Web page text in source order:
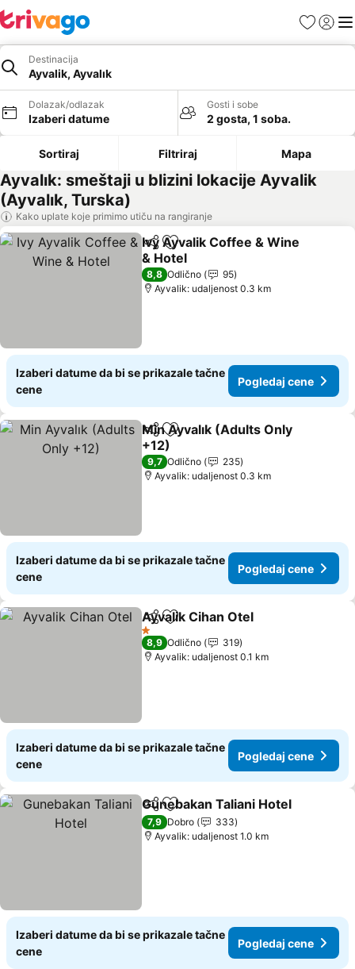
FavoritiPrijavi
Destinacija
Ayvalik, Ayvalık
Dolazak/odlazak
Izaberi datume
Gosti i sobe
2 gosta, 1 soba.
Sortiraj Filtriraj Mapa
Ayvalık: smeštaji u blizini lokacije Ayvalik
(Ayvalık, Turska)
Kako uplate koje primimo utiču na rangiranje
Deli Dodati u favorite
Ivy Ayvalik Coffee & Wine
& Hotel
8,8 Odlično
95
Ayvalik: udaljenost 0.3 km
Izaberi datume da bi se prikazale tačne
cene
Pogledaj cene
Deli Dodati u favorite
Min Ayvalık (Adults Only
+12)
9,7 Odlično
235
Ayvalik: udaljenost 0.3 km
Izaberi datume da bi se prikazale tačne
cene
Pogledaj cene
Deli Dodati u favorite
Ayvalik Cihan Otel
1 Zvezdice
8,9 Odlično
319
Ayvalik: udaljenost 0.1 km
Izaberi datume da bi se prikazale tačne
cene
Pogledaj cene
Deli Dodati u favorite
Gunebakan Taliani Hotel
7,9 Dobro
333
Ayvalik: udaljenost 1.0 km
Izaberi datume da bi se prikazale tačne
cene
Pogledaj cene